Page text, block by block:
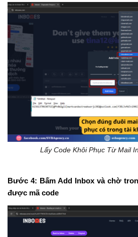
Lấy Code Khôi Phục Từ Mail
Bước 4: Bấm Add Inbox và chờ
được mã code